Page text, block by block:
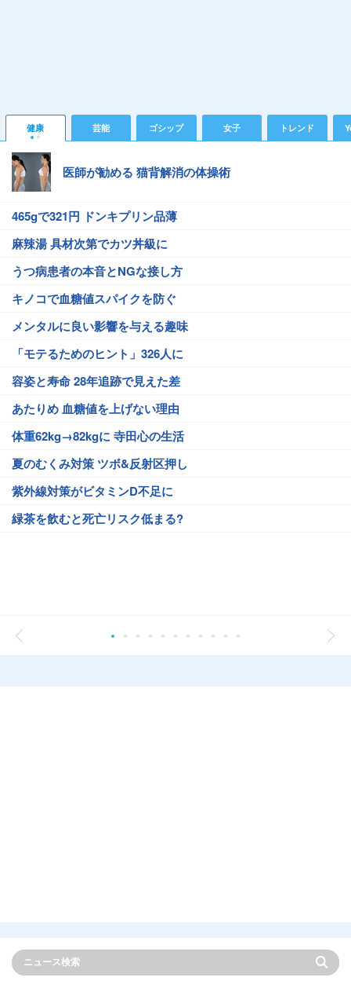
健康 芸能 ゴシップ 女子 トレンド
医師が勧める 猫背解消の体操術
465gで321円 ドンキプリン品薄
麻辣湯 具材次第でカツ丼級に
うつ病患者の本音とNGな接し方
キノコで血糖値スパイクを防ぐ
メンタルに良い影響を与える趣味
「モテるためのヒント」326人に
容姿と寿命 28年追跡で見えた差
あたりめ 血糖値を上げない理由
体重62kg→82kgに 寺田心の生活
夏のむくみ対策 ツボ&反射区押し
紫外線対策がビタミンD不足に
緑茶を飲むと死亡リスク低まる?